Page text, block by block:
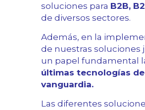
soluciones para B2B,
de diversos sectores.
Además, en la
de nuestras soluciones
un papel fundamental
últimas tecnologías de
vanguardia.
Las diferentes